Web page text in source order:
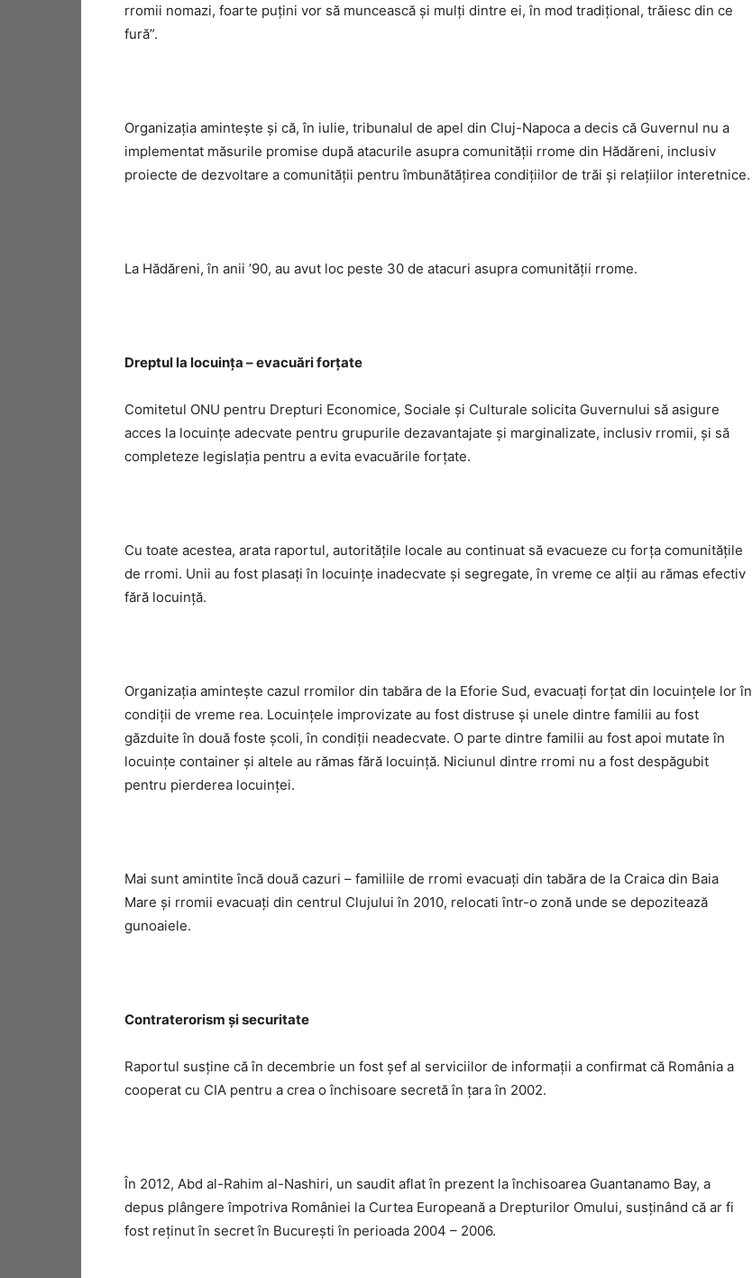
rromii nomazi, foarte puţini vor să muncească şi mulţi dintre ei, în mod tradiţional, trăiesc din ce
fură”.
Organizaţia aminteşte şi că, în iulie, tribunalul de apel din Cluj-Napoca a decis că Guvernul nu a
implementat măsurile promise după atacurile asupra comunităţii rrome din Hădăreni, inclusiv
proiecte de dezvoltare a comunităţii pentru îmbunătăţirea condiţiilor de trăi şi relaţiilor interetnice.
La Hădăreni, în anii ’90, au avut loc peste 30 de atacuri asupra comunităţii rrome.
Dreptul la locuinţa – evacuări forţate
Comitetul ONU pentru Drepturi Economice, Sociale şi Culturale solicita Guvernului să asigure
acces la locuinţe adecvate pentru grupurile dezavantajate şi marginalizate, inclusiv rromii, şi să
completeze legislaţia pentru a evita evacuările forţate.
Cu toate acestea, arata raportul, autorităţile locale au continuat să evacueze cu forţa comunităţile
de rromi. Unii au fost plasaţi în locuinţe inadecvate şi segregate, în vreme ce alţii au rămas efectiv
fără locuinţă.
Organizaţia aminteşte cazul rromilor din tabăra de la Eforie Sud, evacuaţi forţat din locuinţele lor în
condiţii de vreme rea. Locuinţele improvizate au fost distruse şi unele dintre familii au fost
găzduite în două foste şcoli, în condiţii neadecvate. O parte dintre familii au fost apoi mutate în
locuinţe container şi altele au rămas fără locuinţă. Niciunul dintre rromi nu a fost despăgubit
pentru pierderea locuinţei.
Mai sunt amintite încă două cazuri – familiile de rromi evacuaţi din tabăra de la Craica din Baia
Mare şi rromii evacuaţi din centrul Clujului în 2010, relocati într-o zonă unde se depozitează
gunoaiele.
Contraterorism şi securitate
Raportul susţine că în decembrie un fost şef al serviciilor de informaţii a confirmat că România a
cooperat cu CIA pentru a crea o închisoare secretă în ţara în 2002.
În 2012, Abd al-Rahim al-Nashiri, un saudit aflat în prezent la închisoarea Guantanamo Bay, a
depus plângere împotriva României la Curtea Europeană a Drepturilor Omului, susţinând că ar fi
fost reţinut în secret în Bucureşti în perioada 2004 – 2006.